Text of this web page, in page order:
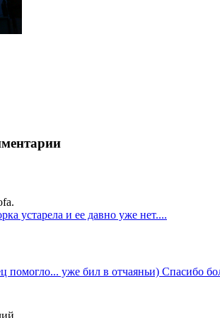
устарела и ее давно уже нет....
помогло... уже бил в отчаяньи) Спасибо